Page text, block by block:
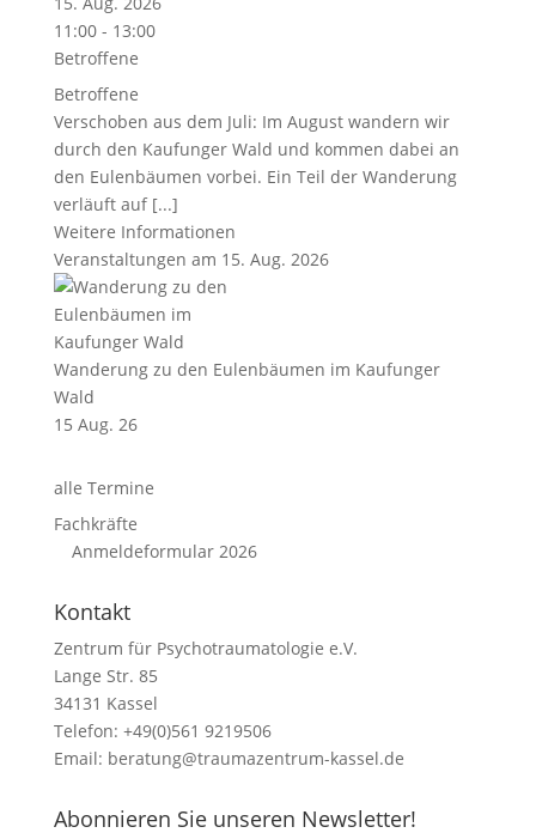
11:00 - 13:00
Betroffene
Betroffene
Verschoben aus dem Juli: Im August wandern wir
durch den Kaufunger Wald und kommen dabei an
den Eulenbäumen vorbei. Ein Teil der Wanderung
verläuft auf [...]
Weitere Informationen
Veranstaltungen am 15. Aug. 2026
Wanderung zu den Eulenbäumen im Kaufunger
Wald
15 Aug. 26
alle Termine
Fachkräfte
Anmeldeformular 2026
Kontakt
Zentrum für Psychotraumatologie e.V.
Lange Str. 85
34131 Kassel
Telefon: +49(0)561 9219506
Email: beratung@traumazentrum-kassel.de
Abonnieren Sie unseren Newsletter!